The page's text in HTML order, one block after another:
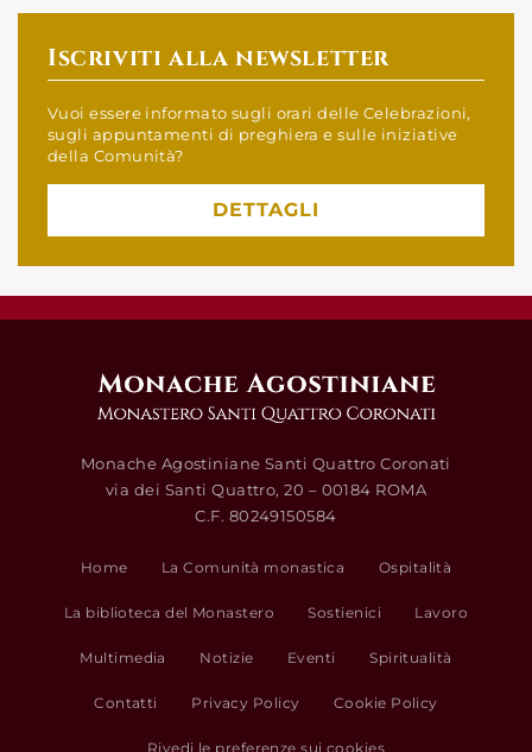
Iscriviti alla newsletter
Vuoi essere informato sugli orari delle Celebrazioni,
sugli appuntamenti di preghiera e sulle iniziative
della Comunità?
DETTAGLI
Monache Agostiniane Santi Quattro Coronati
via dei Santi Quattro, 20 – 00184 ROMA
C.F. 80249150584
Home La Comunità monastica Ospitalità
La biblioteca del Monastero Sostienici Lavoro
Multimedia Notizie Eventi Spiritualità
Contatti Privacy Policy Cookie Policy
Rivedi le preferenze sui cookies